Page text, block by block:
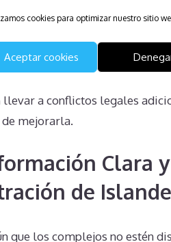
cookies para optimizar nuestro sitio
Aceptar cookiesa la propiedad
llevar a conflictos legales
mejorarla.
Clara
de
que los complejos no estén